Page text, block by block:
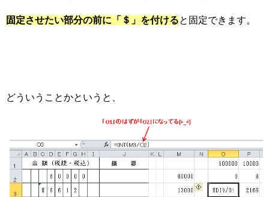
固定させたい部分の前に「＄」を付けると固定できます。
どういうことかというと、